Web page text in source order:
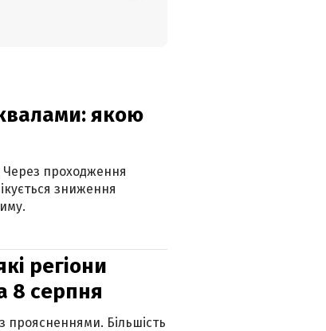
якою
Через проходження
зниження
регіони
8 серпня
проясненнями. Більшість